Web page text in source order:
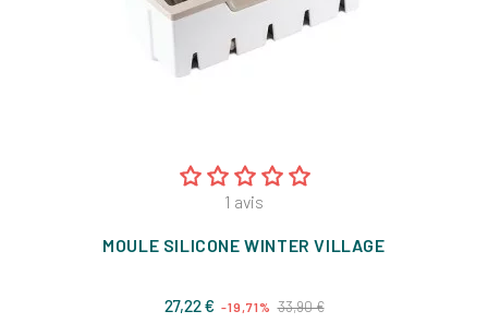
1 avis
MOULE SILICONE WINTER VILLAGE
27,22 € Prix
-19,71% 33,90 €Prix